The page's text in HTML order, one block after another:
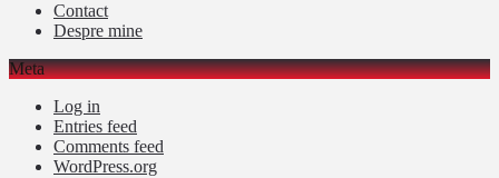
Contact
Despre mine
Meta
Log in
Entries feed
Comments feed
WordPress.org